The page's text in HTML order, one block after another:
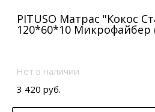
PITUSO Матрас "Кокос
120*60*10
Нет в наличии
3 420 руб.